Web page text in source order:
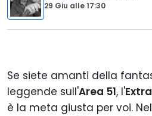
29 Giu alle17:30
Se siete amanti della
leggende sull'Area 51, l'
è la meta giusta per voi.